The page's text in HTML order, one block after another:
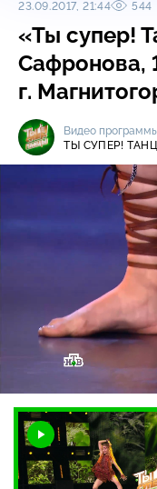
23.09.2017, 21:44 544
«Ты супер!
Сафронова,
г.
Видео
ТЫ СУПЕР!
Загрузка
30.40%